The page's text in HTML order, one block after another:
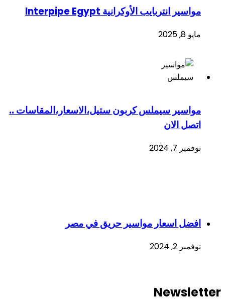
مواسير انتربايب الأوكرانية Interpipe Egypt
مايو 8, 2025
مواسير سيملس كربون ستيل،الاسعار،المقاسات ..
اتصل الان
نوفمبر 7, 2024
افضل اسعار مواسير حريق في مصر
نوفمبر 2, 2024
Newsletter